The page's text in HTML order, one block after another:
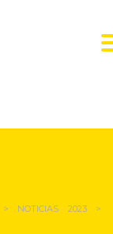
> NOTICIAS 2023>